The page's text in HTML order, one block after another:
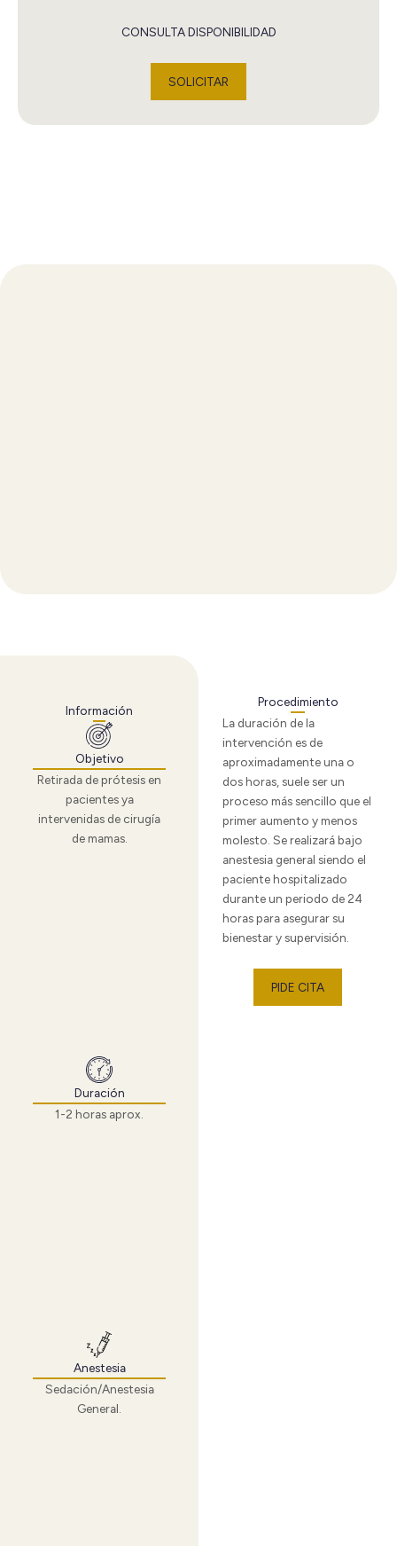
CONSULTA DISPONIBILIDAD
SOLICITAR
Información
Objetivo
Retirada de prótesis en
pacientes ya
intervenidas de cirugía
de mamas.
Duración
1-2 horas aprox.
Anestesia
Sedación/Anestesia
General.
Procedimiento
La duración de la
intervención es de
aproximadamente una o
dos horas, suele ser un
proceso más sencillo que el
primer aumento y menos
molesto. Se realizará bajo
anestesia general siendo el
paciente hospitalizado
durante un periodo de 24
horas para asegurar su
bienestar y supervisión.
PIDE CITA